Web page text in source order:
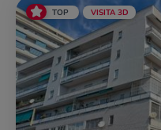
TOP VISITA 3D